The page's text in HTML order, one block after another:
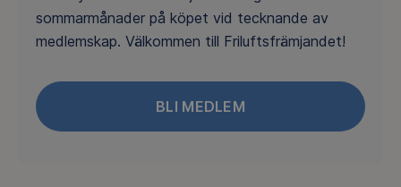
sommarmånader på köpet vid tecknande av
medlemskap. Välkommen till Friluftsfrämjandet!
BLI MEDLEM